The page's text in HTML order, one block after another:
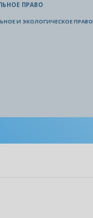
ПРАВО
И ЭКОЛОГИЧЕСКОЕ ПРАВО